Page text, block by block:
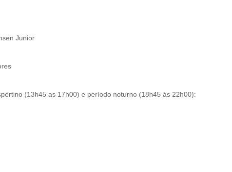
Junior
(13h45 as 17h00) e período noturno (18h45 às 22h00):